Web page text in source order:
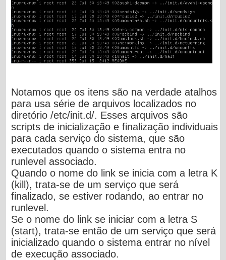
Notamos que os itens são na verdade atalhos
para usa série de arquivos localizados no
diretório/etc/init.d/. Esses arquivos são
scripts de inicialização e finalização individuais
para cada serviço do sistema, que são
executados quando o sistema entra no
runlevel associado.
Quando o nome do link se inicia com a letra K
(kill), trata-se de um serviço que será
finalizado, se estiver rodando, ao entrar no
runlevel.
Se o nome do link se iniciar com a letra S
(start), trata-se então de um serviço que será
inicializado quando o sistema entrar no nível
de execução associado.